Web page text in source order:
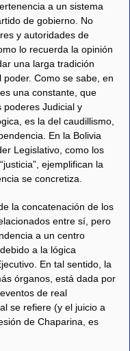
a un sistema
de gobierno. No
y autoridades de
lo recuerda la opinión
una larga tradición
Como se sabe, en
una constante, que
poderes Judicial y
es la del caudillismo,
En la Bolivia
Legislativo, como los
ejemplifican la
se concretiza.
la concatenación de los
entre sí, pero
a un centro
a la lógica
En tal sentido, la
órganos, está dada por
de real
se refiere (y el juicio a
de Chaparina, es